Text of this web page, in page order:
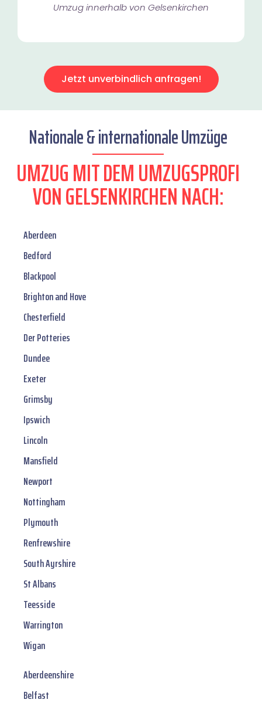
Umzug innerhalb von Gelsenkirchen​
Jetzt unverbindlich anfragen!
Nationale & internationale Umzüge
UMZUG MIT DEM UMZUGSPROFI
VON GELSENKIRCHEN NACH:
Aberdeen
Bedford
Blackpool
Brighton and Hove
Chesterfield
Der Potteries
Dundee
Exeter
Grimsby
Ipswich
Lincoln
Mansfield
Newport
Nottingham
Plymouth
Renfrewshire
South Ayrshire
St Albans
Teesside
Warrington
Wigan
Aberdeenshire
Belfast